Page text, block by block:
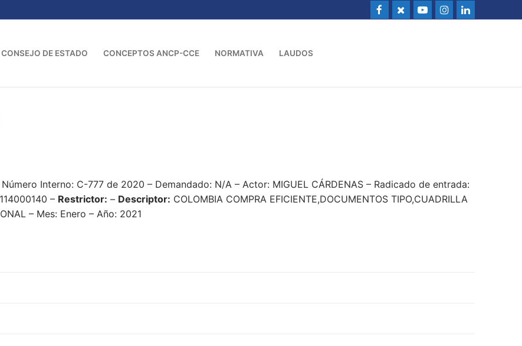
DE ESTADO CONCEPTOS ANCP-CCE NORMATIVA LAUDOS
Interno: C-777 de 2020 – Demandado: N/A – Actor: MIGUEL CÁRDENAS – Radicado de entrada:
– Restrictor: – Descriptor: COLOMBIA COMPRA EFICIENTE,DOCUMENTOS TIPO,CUADRILLA
– Mes: Enero – Año: 2021